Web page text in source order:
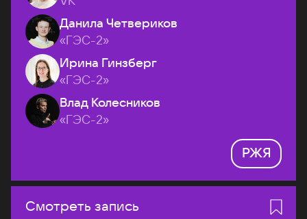
Данила Четвериков
«ГЭС-2»
Ирина Гинзберг
«ГЭС-2»
Влад Колесников
«ГЭС-2»
РЖЯ
Смотреть запись